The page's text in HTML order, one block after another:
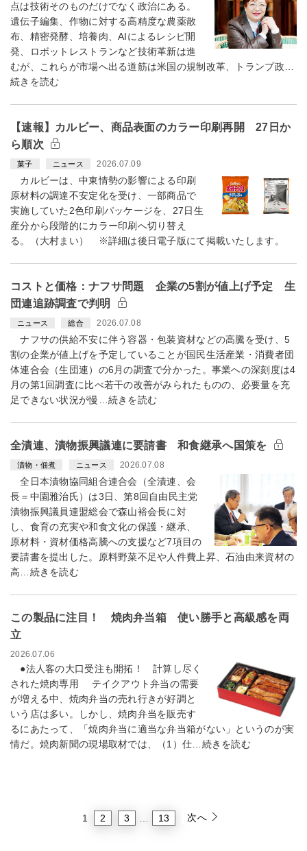
点は技術そのものだけでなく政治にある。
遺伝子編集、作物に対する高精度な農薬散
布、精密発酵、培養肉、AIによるレシピ開
発、ロボットレストランなど技術革新は進
むが、これらが市場へ出る道筋は米国の規制改革、トランプ政…
続きを読む
【速報】カルビー、商品表面のカラー印刷再開 27日か
ら順次
菓子 ニュース 2026.07.09
カルビーは、中東情勢の影響による印刷
原材料の調達不安定化を受け、一部商品で
実施していた2色印刷パッケージを、27日生
産分から段階的にカラー印刷へ切り替え
る。（大村まい） ※詳細は後日電子版にて掲載いたします。
コストと価格：ナフサ問題 企業の5割が値上げ予定 生
団連追跡調査で判明
ニュース 総合 2026.07.08
ナフサの供給不安に伴う容器・包装資材などの高騰を受け、5
割の企業が値上げを予定していることが国民生活産業・消費者団
体連合会（生団連）の6月の調査で分かった。事業への深刻度は4
月の第1回調査に比べ若干の改善がみられたものの、必要量を充
足できない状況が慢…続きを読む
全漬連、漬物振興議連に要請書 和食継承へ国策を
漬物・佃煮 ニュース 2026.07.08
全日本漬物協同組合連合会（全漬連、会
長＝中園雅治氏）は3日、第8回自由民主党
漬物振興議員連盟総会で森山裕会長に対
し、食育の充実や和食文化の保護・継承、
原材料・資材価格高騰への支援など7項目の
要請書を提出した。原料野菜不足や人件費上昇、石油由来資材の
高…続きを読む
この製品に注目！ 焼肉弁当箱 使い勝手と高級感を両
立
2026.07.06
●法人客の大口受注も開拓！ 計算し尽く
された焼肉専用 テイクアウト弁当の需要
が増える中、焼肉弁当の売れ行きが好調と
いう店は多い。しかし、焼肉弁当を販売す
るにあたって、「焼肉弁当に適当な弁当箱がない」というのが実
情だ。焼肉新聞の現場取材では、（1）仕…続きを読む
1 2 3 13 次へ